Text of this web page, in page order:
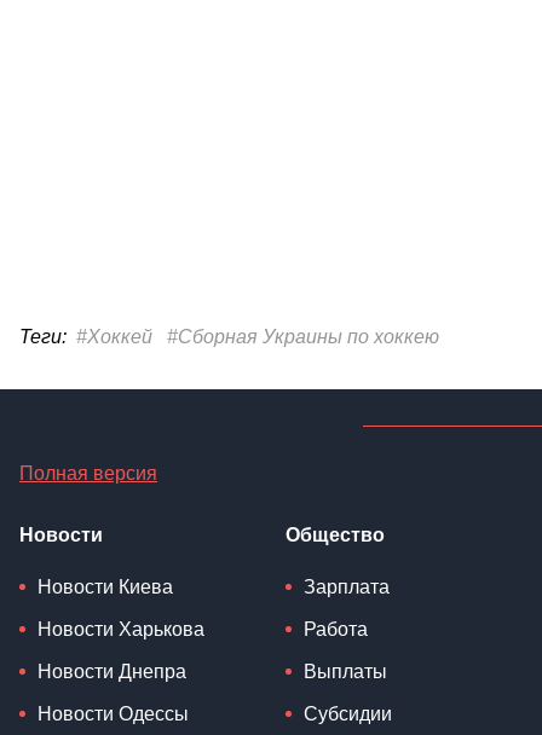
Теги: #Хоккей #Сборная Украины по хоккею
Полная версия
Новости
Новости Киева
Новости Харькова
Новости Днепра
Новости Одессы
Общество
Зарплата
Работа
Выплаты
Субсидии